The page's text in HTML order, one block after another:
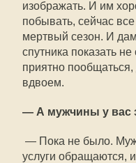
изображать. И им
побывать, сейчас
мертвый сезон. И
спутника показать
приятно
вдвоем.
— А мужчины у вас
— Пока не было.
услуги обращаются,